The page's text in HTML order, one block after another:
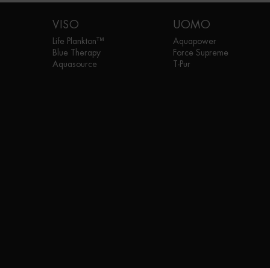
VISO
Life Plankton™
Blue Therapy
Aquasource
UOMO
Aquapower
Force Supreme
T-Pur